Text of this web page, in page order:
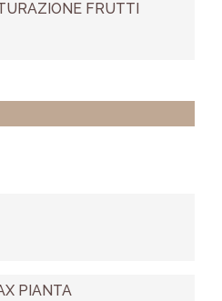
FRUTTI
PIANTA